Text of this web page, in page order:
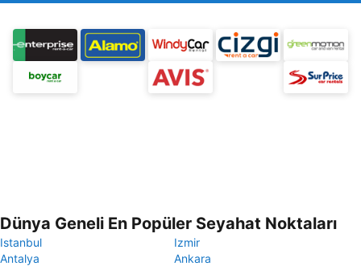
Dünya Geneli En Popüler Seyahat Noktaları
Istanbul
Izmir
Antalya
Ankara